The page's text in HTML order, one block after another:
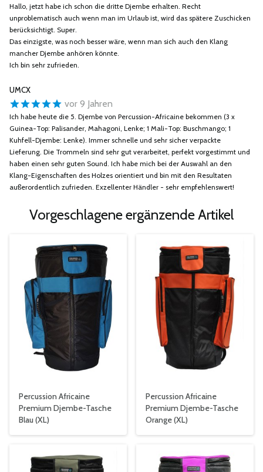
Hallo, jetzt habe ich schon die dritte Djembe erhalten. Recht
unproblematisch auch wenn man im Urlaub ist, wird das spätere Zuschicken
berücksichtigt. Super.
Das einzigste, was noch besser wäre, wenn man sich auch den Klang
mancher Djembe anhören könnte.
Ich bin sehr zufrieden.
UMCX
vor 9 Jahren
Ich habe heute die 5. Djembe von Percussion-Africaine bekommen (3 x
Guinea-Top: Palisander, Mahagoni, Lenke; 1 Mali-Top: Buschmango; 1
Kuhfell-Djembe: Lenke). Immer schnelle und sehr sicher verpackte
Lieferung. Die Trommeln sind sehr gut verarbeitet, perfekt vorgestimmt und
haben einen sehr guten Sound. Ich habe mich bei der Auswahl an den
Klang-Eigenschaften des Holzes orientiert und bin mit den Resultaten
außerordentlich zufrieden. Exzellenter Händler - sehr empfehlenswert!
Vorgeschlagene ergänzende Artikel
Percussion Africaine
Premium Djembe-Tasche
Blau (XL)
Percussion Africaine
Premium Djembe-Tasche
Orange (XL)